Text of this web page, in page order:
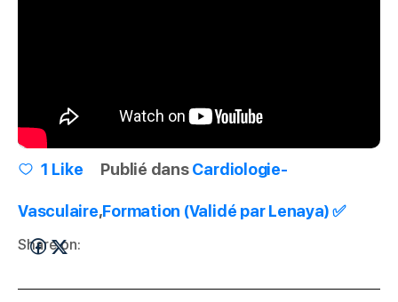
1 Like Publié dansCardiologie-
Vasculaire,Formation (Validé par Lenaya) ✅
Share on: